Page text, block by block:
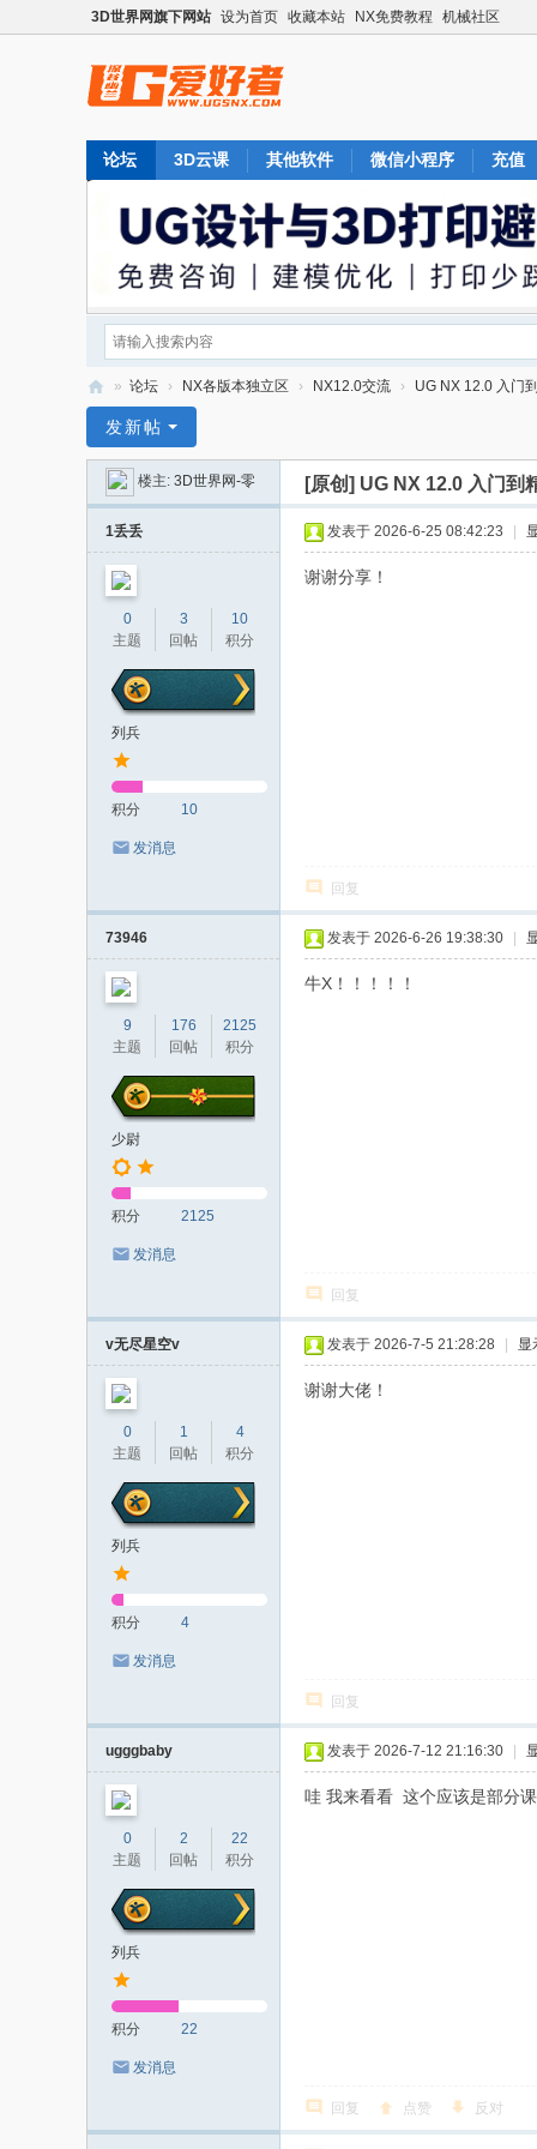
3D世界网旗下网站 设为首页 收藏本站 NX免费教程 机械社区
论坛 3D云课 其他软件 微信小程序 充值
G
» 论坛 › NX各版本独立区 › NX12.0交流 › UG NX 12.0 入门
发新帖
楼主: 3D世界网-零 [原创] UG NX 12.0 入门到
1丢丢
0
主题
3
回帖
10
积分
列兵
积分 10
发消息
发表于 2026-6-25 08:42:23
谢谢分享！
回复
73946
9
主题
176
回帖
2125
积分
少尉
积分 2125
发消息
发表于 2026-6-26 19:38:30
牛X！！！！！
回复
v无尽星空v
0
主题
1
回帖
4
积分
列兵
积分 4
发消息
发表于 2026-7-5 21:28:28 显
谢谢大佬！
回复
ugggbaby
0
主题
2
回帖
22
积分
列兵
积分 22
发消息
发表于 2026-7-12 21:16:30
哇 我来看看 这个应该是部分
回复 点赞 反对